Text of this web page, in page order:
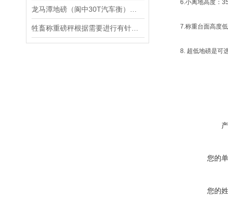
6.小离地高度：
7.称重台面高度低
8. 超低地磅是可选
您的
您的